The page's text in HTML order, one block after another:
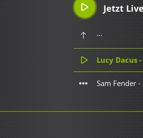
Jetzt
...
Lucy Dacus
Sam Fender